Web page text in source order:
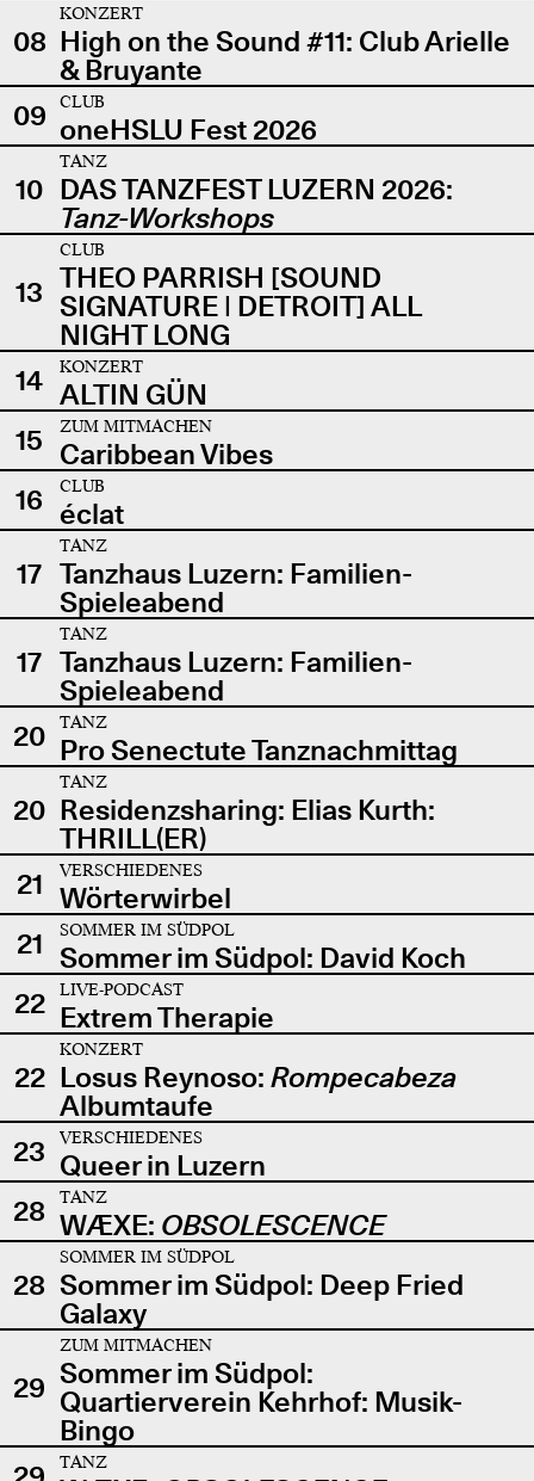
08
KONZERT
High on the Sound #11: Club Arielle
& Bruyante
09
CLUB
oneHSLU Fest 2026
10
TANZ
DAS TANZFEST LUZERN 2026:
Tanz-Workshops
13
CLUB
THEO PARRISH [SOUND
SIGNATURE | DETROIT] ALL
NIGHT LONG
14
KONZERT
ALTIN GÜN
15
ZUM MITMACHEN
Caribbean Vibes
16
CLUB
éclat
17
TANZ
Tanzhaus Luzern: Familien-
Spieleabend
17
TANZ
Tanzhaus Luzern: Familien-
Spieleabend
20
TANZ
Pro Senectute Tanznachmittag
20
TANZ
Residenzsharing: Elias Kurth:
THRILL(ER)
21
VERSCHIEDENES
Wörterwirbel
21
SOMMER IM SÜDPOL
Sommer im Südpol: David Koch
22
LIVE-PODCAST
Extrem Therapie
22
KONZERT
Losus Reynoso: Rompecabeza
Albumtaufe
23
VERSCHIEDENES
Queer in Luzern
28
TANZ
WÆXE: OBSOLESCENCE
28
SOMMER IM SÜDPOL
Sommer im Südpol: Deep Fried
Galaxy
29
ZUM MITMACHEN
Sommer im Südpol:
Quartierverein Kehrhof: Musik-
Bingo
TANZ